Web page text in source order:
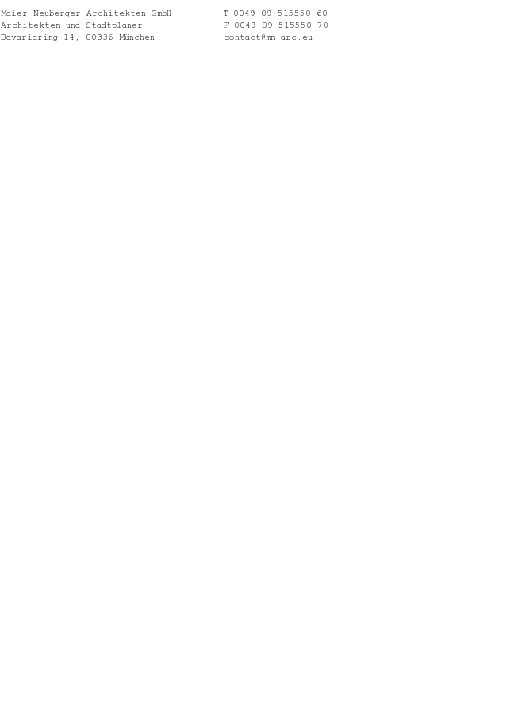
Maier Neuberger Architekten GmbH
Architekten und Stadtplaner
Bavariaring 14, 80336 München
T 0049 89 515550–60
F 0049 89 515550–70
contact@mn-arc.eu